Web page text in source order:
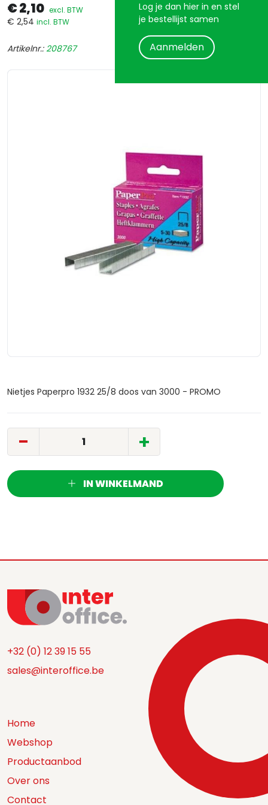
Log je dan hier in en stel
je bestellijst samen
Aanmelden
€ 2,10 excl. BTW
€ 2,54 incl. BTW
Artikelnr.:208767
Nietjes Paperpro 1932 25/8 doos van 3000 - PROMO
- +
IN WINKELMAND
+32 (0) 12 39 15 55
sales@interoffice.be
Home
Webshop
Productaanbod
Over ons
Contact